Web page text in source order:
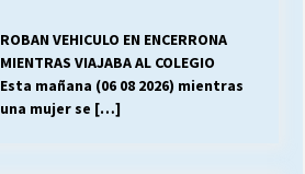
ROBAN VEHICULO EN ENCERRONA
MIENTRAS VIAJABA AL COLEGIO
Esta mañana (06 08 2026) mientras
una mujer se […]